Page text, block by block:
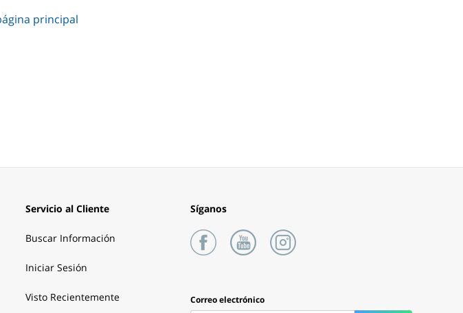
principal
Servicio al Cliente
Buscar Información
Iniciar Sesión
Visto Recientemente
Síganos
Correo electrónico